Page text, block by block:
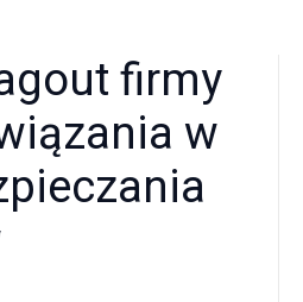
firmy
w